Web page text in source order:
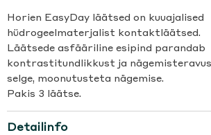
Horien EasyDay läätsed on kuuajalised
hüdrogeelmaterjalist kontaktläätsed.
Läätsede asfääriline esipind parandab
kontrastitundlikkust ja
selge, moonutusteta nägemise.
Pakis 3 läätse.
Detailinfo